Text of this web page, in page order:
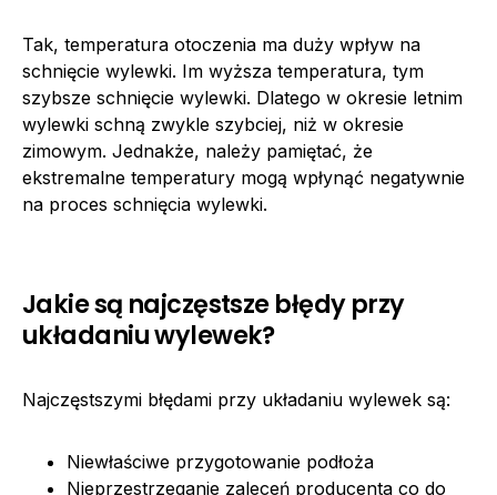
Tak, temperatura otoczenia ma duży wpływ na
schnięcie wylewki. Im wyższa temperatura, tym
szybsze schnięcie wylewki. Dlatego w okresie letnim
wylewki schną zwykle szybciej, niż w okresie
zimowym. Jednakże, należy pamiętać, że
ekstremalne temperatury mogą wpłynąć negatywnie
na proces schnięcia wylewki.
Jakie są najczęstsze błędy przy
układaniu wylewek?
Najczęstszymi błędami przy układaniu wylewek są:
Niewłaściwe przygotowanie podłoża
Nieprzestrzeganie zaleceń producenta co do